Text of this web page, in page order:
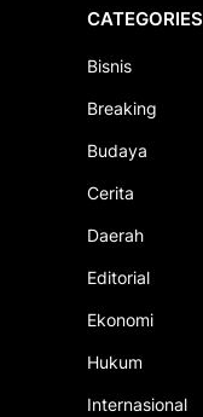
CATEGORIES
Bisnis
Breaking
Budaya
Cerita
Daerah
Editorial
Ekonomi
Hukum
Internasional